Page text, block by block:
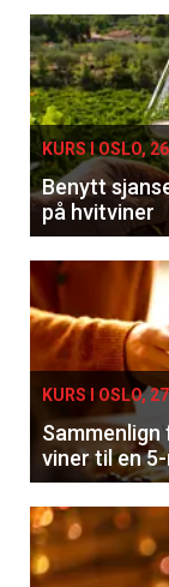
KURS I OSLO,
Benytt
på hvitviner
KURS I OSLO,
viner til en